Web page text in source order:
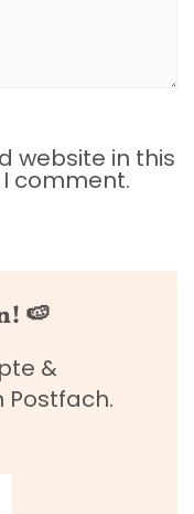
website in this
comment.
🍉
&
Postfach.